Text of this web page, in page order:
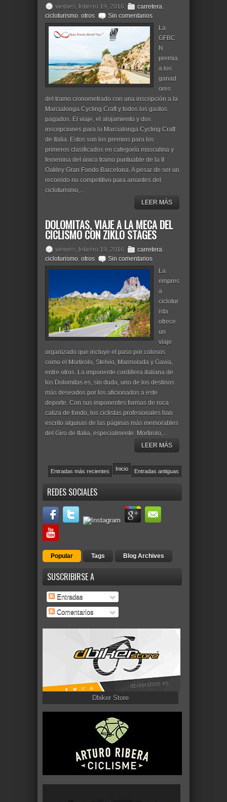
viernes, febrero 19, 2016 carretera,
cicloturismo, otros
Sin comentarios
La
GFBC
N
premia
a los
ganad
ores
del tramo cronometrado con una inscripción a la
Marcialonga Cycling Craft y todos los gastos
pagados. El viaje, el alojamiento y dos
inscripciones para la Marcialonga Cycling Craft
de Italia. Estos son los premios para los
primeros clasificados en categoría masculina y
femenina del único tramo puntuable de la II
Oakley Gran Fondo Barcelona. A pesar de ser un
recorrido no competitivo para amantes del
cicloturismo,...
LEER MÁS
DOLOMITAS, VIAJE A LA MECA DEL
CICLISMO CON ZIKLO STAGES
viernes, febrero 19, 2016 carretera,
cicloturismo, otros
Sin comentarios
La
empres
a
ciclotur
ista
ofrece
un
viaje
organizado que incluye el paso por colosos
como el Mortirolo, Stelvio, Marmolada y Gavia,
entre otros. La imponente cordillera italiana de
los Dolomitas es, sin duda, uno de los destinos
más deseados por los aficionados a este
deporte. Con sus imponentes formas de roca
caliza de fondo, los ciclistas profesionales han
escrito algunas de las páginas más memorables
del Giro de Italia, especialmente. Mortirolo,...
LEER MÁS
Entradas más recientes Entradas antiguas
Inicio
REDES SOCIALES
Popular Tags Blog Archives
SUSCRIBIRSE A
Entradas
Comentarios
Dbiker Store